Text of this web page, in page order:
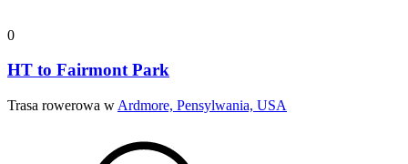
0
HT to Fairmont Park
Trasa rowerowa w Ardmore, Pensylwania, USA